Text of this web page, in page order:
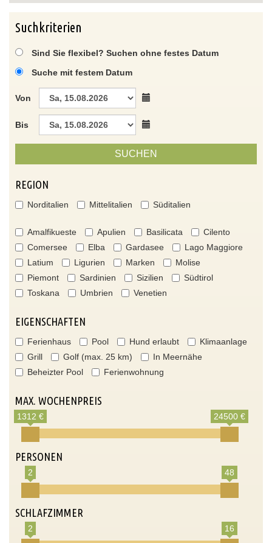
Suchkriterien
Sind Sie flexibel? Suchen ohne festes Datum
Suche mit festem Datum
Von
Bis
SUCHEN
REGION
Norditalien Mittelitalien Süditalien
Amalfikueste Apulien Basilicata
Cilento
Comersee
Elba Gardasee
Lago Maggiore
Latium
Ligurien Marken
Molise
Piemont
Sardinien Sizilien
Südtirol
Toskana
Umbrien Venetien
EIGENSCHAFTEN
Ferienhaus Pool Hund erlaubt
Klimaanlage
Grill
Golf (max. 25 km)
In Meernähe
Beheizter Pool
Ferienwohnung
MAX. WOCHENPREIS
1312 € 24500 €
PERSONEN
2 48
SCHLAFZIMMER
2 16